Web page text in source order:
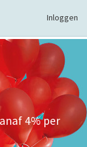
Inloggen
4% per